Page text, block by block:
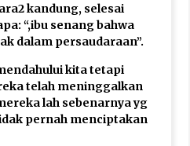
kandung, selesai
“,ibu senang bahwa
dalam persaudaraan”.
kita tetapi
telah meninggalkan
lah sebenarnya yg
pernah menciptakan